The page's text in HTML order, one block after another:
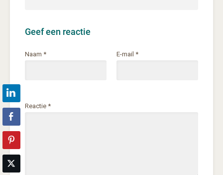
Geef een reactie
Naam * E-mail *
Reactie *